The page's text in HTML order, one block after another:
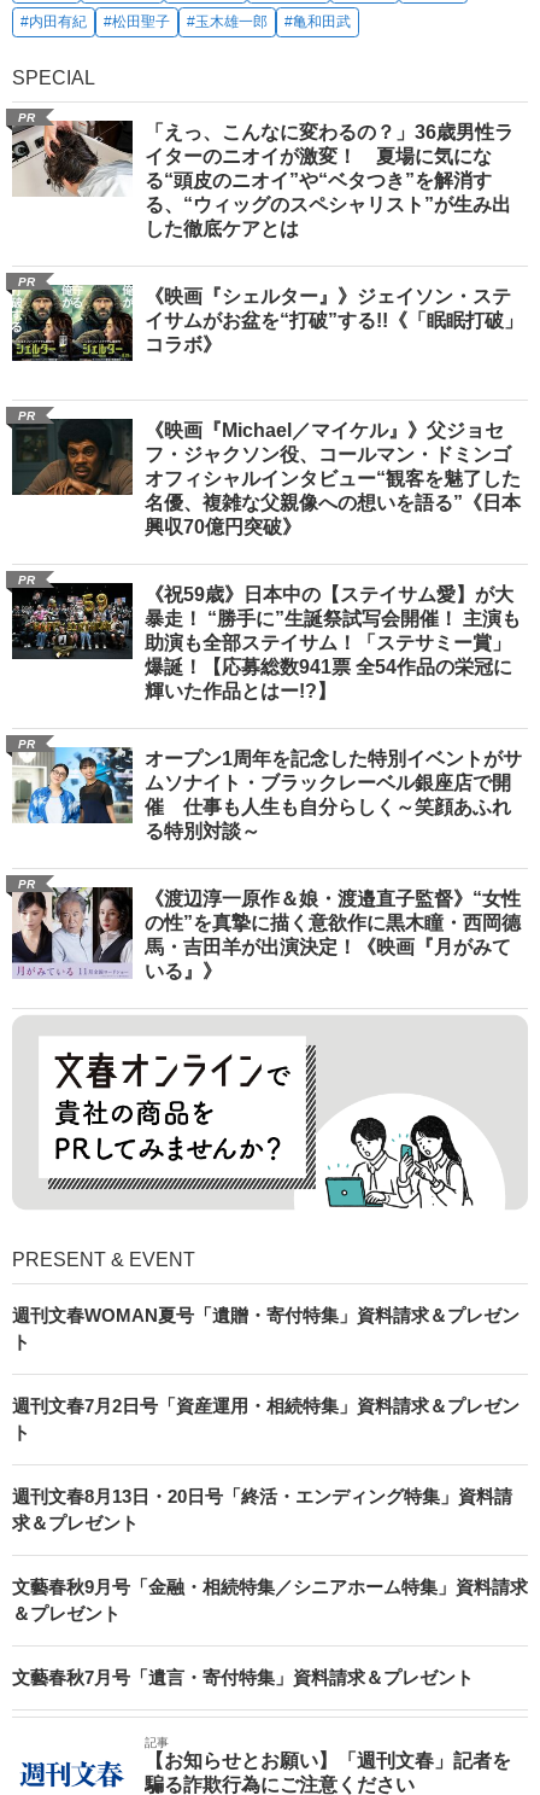
#内田有紀
#松田聖子 #玉木雄一郎 #亀和田武
SPECIAL
PR
「えっ、こんなに変わるの？」36歳男性ラ
イターのニオイが激変！ 夏場に気にな
る“頭皮のニオイ”や“ベタつき”を解消す
る、“ウィッグのスペシャリスト”が生み出
した徹底ケアとは
PR
《映画『シェルター』》ジェイソン・ステ
イサムがお盆を“打破”する!!《「眠眠打破」
コラボ》
PR
《映画『Michael／マイケル』》父ジョセ
フ・ジャクソン役、コールマン・ドミンゴ
オフィシャルインタビュー“観客を魅了した
名優、複雑な父親像への想いを語る”《日本
興収70億円突破》
PR
《祝59歳》日本中の【ステイサム愛】が大
暴走！ “勝手に”生誕祭試写会開催！ 主演も
助演も全部ステイサム！「ステサミー賞」
爆誕！【応募総数941票 全54作品の栄冠に
輝いた作品とはー!?】
PR
オープン1周年を記念した特別イベントがサ
ムソナイト・ブラックレーベル銀座店で開
催 仕事も人生も自分らしく～笑顔あふれ
る特別対談～
PR
《渡辺淳一原作＆娘・渡邉直子監督》“女性
の性”を真摯に描く意欲作に黒木瞳・西岡德
馬・吉田羊が出演決定！《映画『月がみて
いる』》
PRESENT & EVENT
週刊文春WOMAN夏号「遺贈・寄付特集」資料請求＆プレゼン
ト
週刊文春7月2日号「資産運用・相続特集」資料請求＆プレゼン
ト
週刊文春8月13日・20日号「終活・エンディング特集」資料請
求＆プレゼント
文藝春秋9月号「金融・相続特集／シニアホーム特集」資料請求
＆プレゼント
文藝春秋7月号「遺言・寄付特集」資料請求＆プレゼント
記事
【お知らせとお願い】「週刊文春」記者を
騙る詐欺行為にご注意ください